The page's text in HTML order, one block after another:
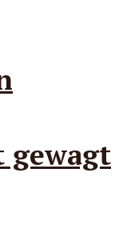
gewagt